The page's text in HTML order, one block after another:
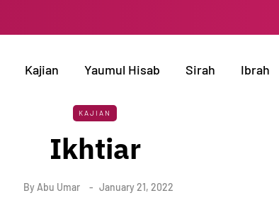
Kajian Yaumul Hisab Sirah Ibrah
KAJIAN
Ikhtiar
By Abu Umar January 21, 2022